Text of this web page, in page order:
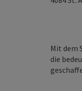
Mit dem
die